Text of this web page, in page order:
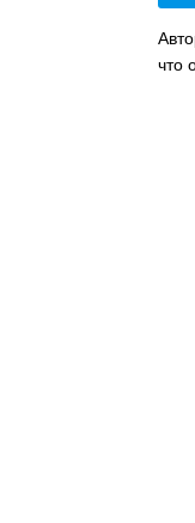
что